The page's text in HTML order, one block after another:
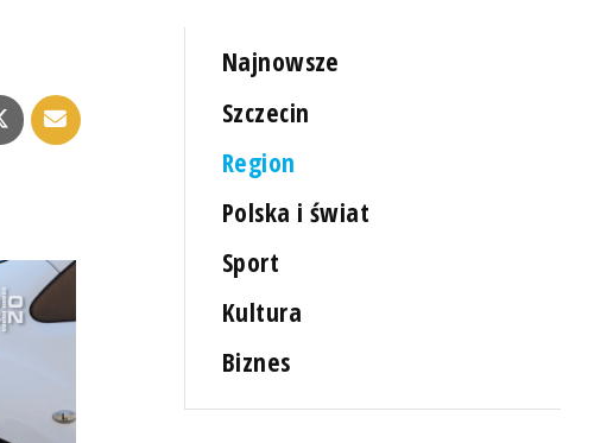
Najnowsze
Szczecin
Region
Polska i świat
Sport
Kultura
Biznes